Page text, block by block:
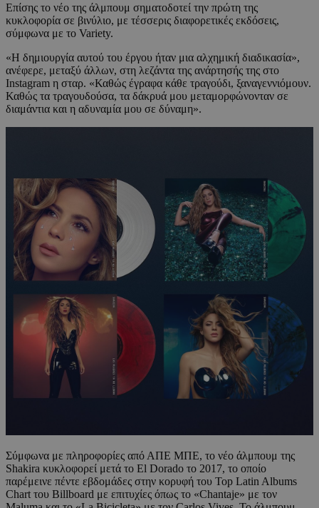
Επίσης το νέο της άλμπουμ σηματοδοτεί την πρώτη της
κυκλοφορία σε βινύλιο, με τέσσερις διαφορετικές εκδόσεις,
σύμφωνα με το Variety.
«Η δημιουργία αυτού του έργου ήταν μια αλχημική διαδικασία»,
ανέφερε, μεταξύ άλλων, στη λεζάντα της ανάρτησής της στο
Ιnstagram η σταρ. «Καθώς έγραφα κάθε τραγούδι, ξαναγεννιόμουν.
Καθώς τα τραγουδούσα, τα δάκρυά μου μεταμορφώνονταν σε
διαμάντια και η αδυναμία μου σε δύναμη».
Σύμφωνα με πληροφορίες από ΑΠΕ ΜΠΕ, το νέο άλμπουμ της
Shakira κυκλοφορεί μετά το El Dorado το 2017, το οποίο
παρέμεινε πέντε εβδομάδες στην κορυφή του Top Latin Albums
Chart του Billboard με επιτυχίες όπως το «Chantaje» με τον